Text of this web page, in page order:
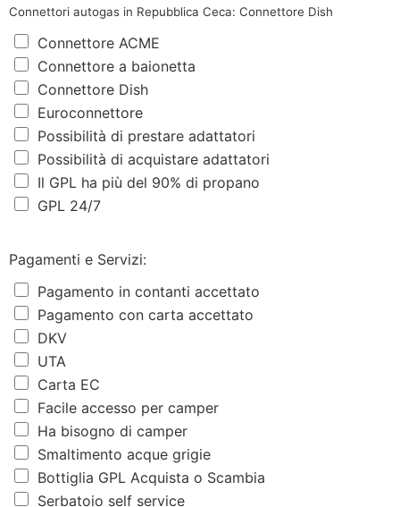
Connettori autogas in Repubblica Ceca: Connettore Dish
Connettore ACME
Connettore a baionetta
Connettore Dish
Euroconnettore
Possibilità di prestare adattatori
Possibilità di acquistare adattatori
Il GPL ha più del 90% di propano
GPL 24/7
Pagamenti e Servizi:
Pagamento in contanti accettato
Pagamento con carta accettato
DKV
UTA
Carta EC
Facile accesso per camper
Ha bisogno di camper
Smaltimento acque grigie
Bottiglia GPL Acquista o Scambia
Serbatoio self service